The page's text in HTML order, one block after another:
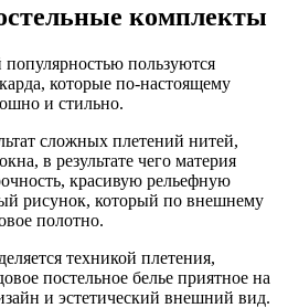
комплекты
пользуются
которые по-настоящему
и стильно.
сложных плетений нитей,
в результате чего материя
красивую рельефную
рисунок, который по внешнему
полотно.
техникой плетения,
постельное белье приятное на
и эстетический внешний вид.